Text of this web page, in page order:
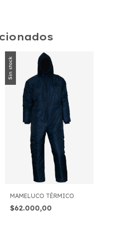
Sin stock
MAMELUCO TÉRMICO
$62.000,00